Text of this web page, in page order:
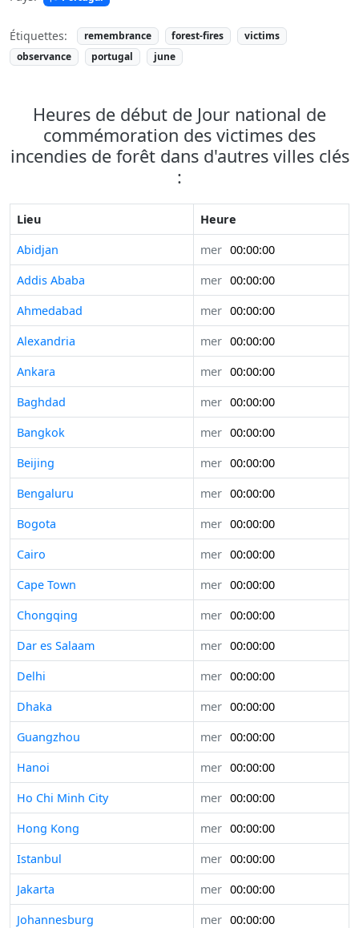
Étiquettes: remembrance forest-fires
victims
observance
portugal june
Heures de début de Jour national de
commémoration des victimes des
incendies de forêt dans d'autres villes clés
:
Lieu
Heure
Abidjan
mer 00:00:00
Addis Ababa
mer 00:00:00
Ahmedabad
mer 00:00:00
Alexandria
mer 00:00:00
Ankara
mer 00:00:00
Baghdad
mer 00:00:00
Bangkok
mer 00:00:00
Beijing
mer 00:00:00
Bengaluru
mer 00:00:00
Bogota
mer 00:00:00
Cairo
mer 00:00:00
Cape Town
mer 00:00:00
Chongqing
mer 00:00:00
Dar es Salaam
mer 00:00:00
Delhi
mer 00:00:00
Dhaka
mer 00:00:00
Guangzhou
mer 00:00:00
Hanoi
mer 00:00:00
Ho Chi Minh City
mer 00:00:00
Hong Kong
mer 00:00:00
Istanbul
mer 00:00:00
Jakarta
mer 00:00:00
Johannesburg
mer 00:00:00